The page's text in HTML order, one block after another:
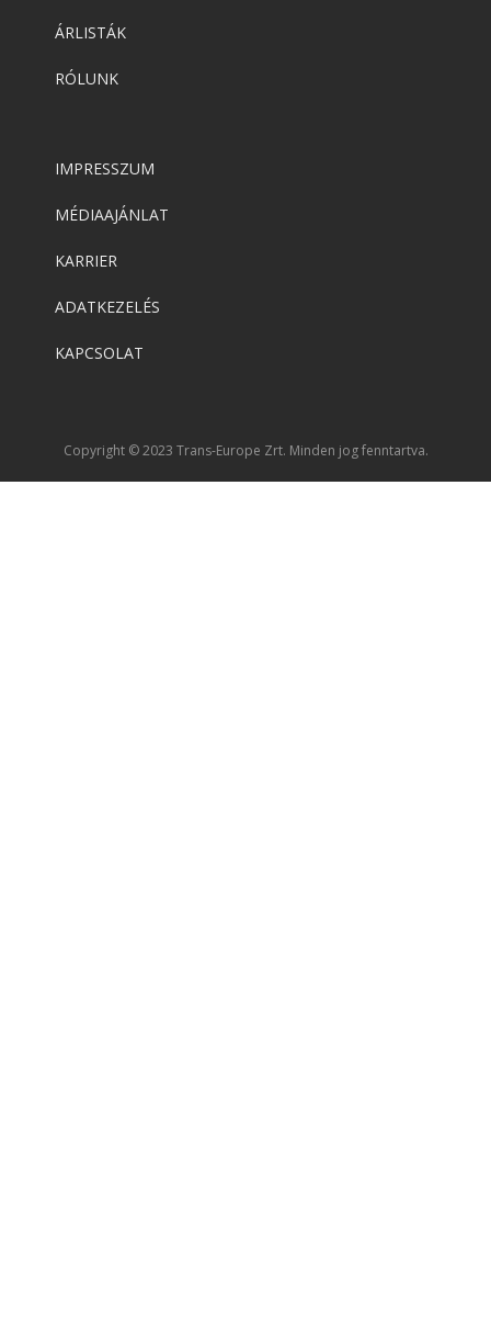
ÁRLISTÁK
RÓLUNK
IMPRESSZUM
MÉDIAAJÁNLAT
KARRIER
ADATKEZELÉS
KAPCSOLAT
Copyright © 2023 Trans-Europe Zrt. Minden jog fenntartva.